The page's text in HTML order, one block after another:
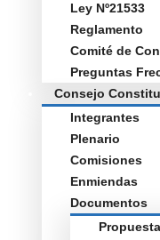
Ley Nº21533
Reglamento
Comité de
Preguntas
Consejo
Integrantes
Plenario
Comisiones
Enmiendas
Documentos